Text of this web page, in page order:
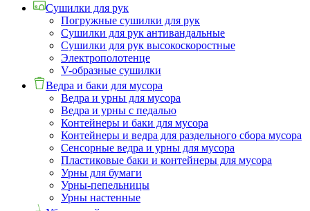
Сушилки для рук
Погружные сушилки для рук
Сушилки для рук антивандальные
Сушилки для рук высокоскоростные
Электрополотенце
V-образные сушилки
Ведра и баки для мусора
Ведра и урны для мусора
Ведра и урны с педалью
Контейнеры и баки для мусора
Контейнеры и ведра для раздельного сбора мусора
Сенсорные ведра и урны для мусора
Пластиковые баки и контейнеры для мусора
Урны для бумаги
Урны-пепельницы
Урны настенные